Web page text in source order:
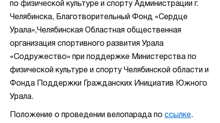
по физической культуре и спорту Администрации г.
Челябинска, Благотворительный Фонд «Сердце
Урала»,Челябинская Областная общественная
организация спортивного развития Урала
«Содружество» при поддержке Министерства по
физической культуре и спорту Челябинской области и
Фонда Поддержки Гражданских Инициатив Южного
Урала.
Положение о проведении велопарада по ссылке.